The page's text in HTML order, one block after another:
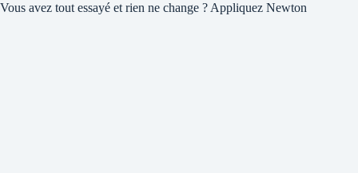
Vous avez tout essayé et rien ne change ? Appliquez Newton